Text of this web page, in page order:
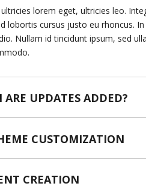
lorem eget, ultricies leo.
lobortis cursus justo eu rhoncus.
Nullam id tincidunt ipsum, sed
ARE UPDATES ADDED?
CUSTOMIZATION
CREATION